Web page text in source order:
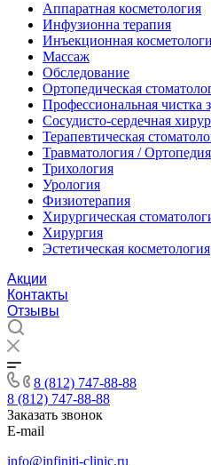
Аппаратная косметология
Инфузионна терапия
Инъекционная
Массаж
Обследование
Ортопедическая
Профессиональная чистка
Сосудисто-сердечная
Терапевтическая
Травматология / Ортопедия
Трихология
Урология
Физиотерапия
Хирургическая
Хирургия
Эстетическая косметология
Акции
Контакты
Отзывы
8 (812) 747-88-88
8 (812) 747-88-88
Заказать звонок
E-mail
info@infiniti-clinic.ru